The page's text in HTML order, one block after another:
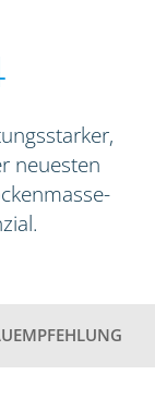
neuesten